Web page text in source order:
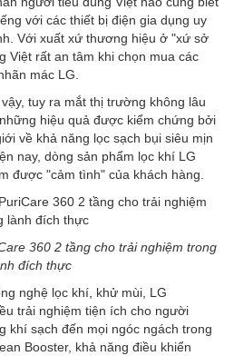
với các thiết bị điện gia dụng uy
Với xuất xứ thương hiệu ở "xứ sở
Việt rất an tâm khi chọn mua các
mác LG.
tuy ra mắt thị trường không lâu
hiệu quả được kiểm chứng bởi
về khả năng lọc sạch bụi siêu mịn
nay, dòng sản phẩm lọc khí LG
được "cảm tình" của khách hàng.
360 2 tầng cho trải nghiệm trong
đích thực
nghệ lọc khí, khử mùi, LG
trải nghiệm tiện ích cho người
khí sạch đến mọi ngóc ngách trong
Booster, khả năng điều khiển